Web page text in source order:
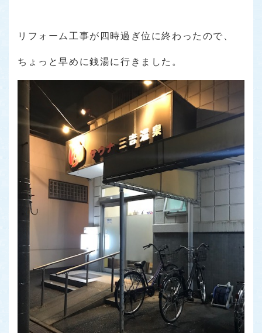
リフォーム工事が四時過ぎ位に終わったので、
ちょっと早めに銭湯に行きました。